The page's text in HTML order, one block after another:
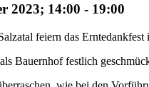
2023; 14:00 - 19:00
feiern das
Bauernhof festlich